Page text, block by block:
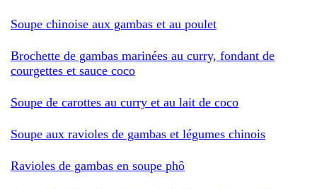
Soupe chinoise aux gambas et au poulet
Brochette de gambas marinées au curry, fondant de
courgettes et sauce coco
Soupe de carottes au curry et au lait de coco
Soupe aux ravioles de gambas et légumes chinois
Ravioles de gambas en soupe phô